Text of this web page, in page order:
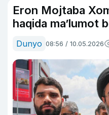
Eron Mojtaba
haqida ma’lumot
Dunyo 08:56 / 10.05.2026